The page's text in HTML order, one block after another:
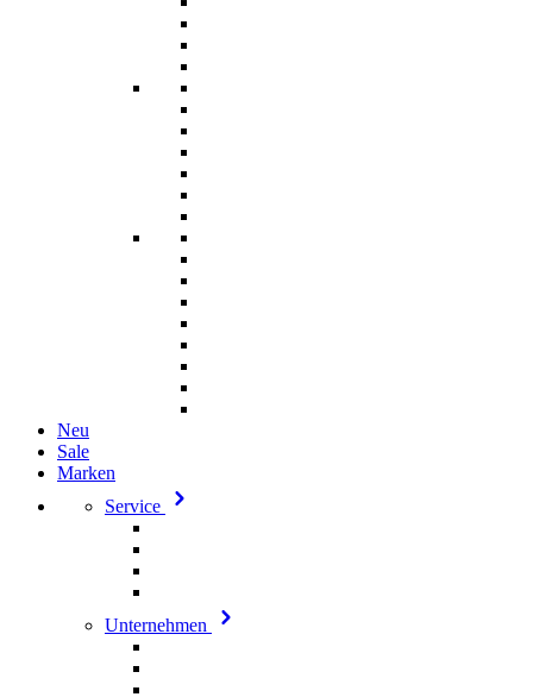
Neu
Sale
Marken
Service
Unternehmen